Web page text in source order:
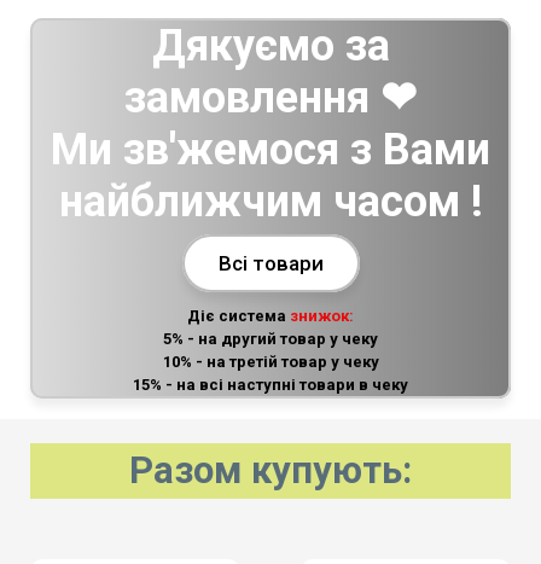
Дякуємо за
замовлення ❤
Ми зв'жемося з Вами
найближчим часом !
Всі товари
Діє система знижок:
5% - на другий товар у чеку
10% - на третій товар у чеку
15% - на всі наступні товари в чеку
Разом купують: